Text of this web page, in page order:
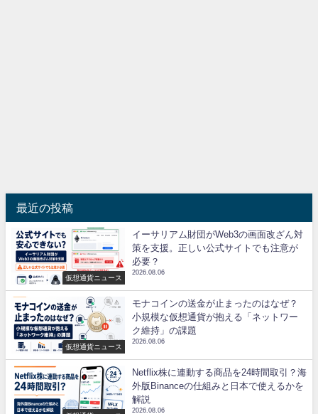
最近の投稿
仮想通貨ニュース
イーサリアム財団がWeb3の画面改ざん対
策を支援。正しい公式サイトでも注意が
必要？
2026.08.06
仮想通貨ニュース
モナコインの送金が止まったのはなぜ？
小規模な仮想通貨が抱える「ネットワー
ク維持」の課題
2026.08.06
Netflix株に連動する商品を24時間取引？海
外版Binanceの仕組みと日本で使えるかを
解説
2026.08.06